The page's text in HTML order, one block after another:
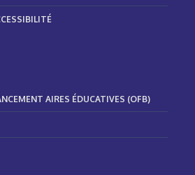
AIRES ÉDUCATIVES (OFB)